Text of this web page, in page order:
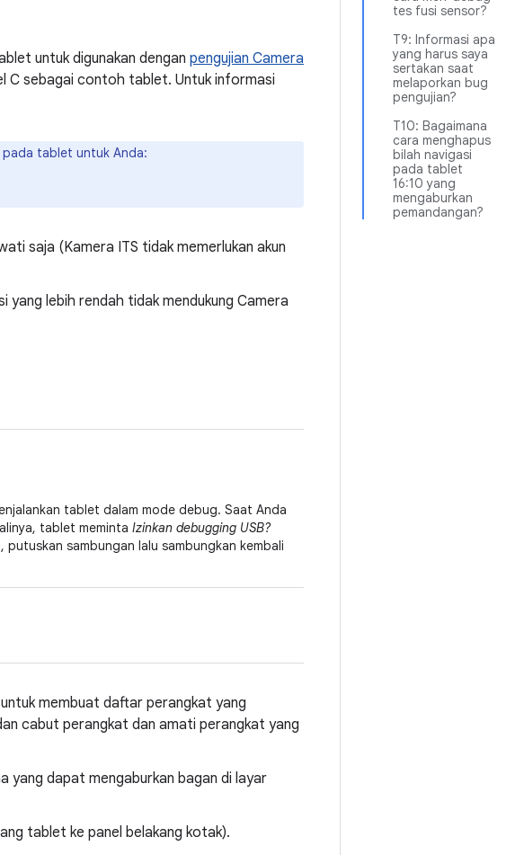
tes fusi sensor?
T9: Informasi apa
yang harus saya
sertakan saat
melaporkan bug
pengujian?
T10: Bagaimana
cara menghapus
bilah navigasi
pada tablet
16:10 yang
mengaburkan
pemandangan?
untuk digunakan dengan pengujian Camera
C sebagai contoh tablet. Untuk informasi
tablet untuk Anda:
saja (Kamera ITS tidak memerlukan akun
lebih rendah tidak mendukung Camera
tablet dalam mode debug. Saat Anda
tablet meminta Izinkan debugging USB?
sambungan lalu sambungkan kembali
untuk membuat daftar perangkat yang
cabut perangkat dan amati perangkat yang
yang dapat mengaburkan bagan di layar
tablet ke panel belakang kotak).